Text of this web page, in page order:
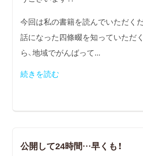
今回は私の書籍を読んでいただく
話になった四條畷を知っていただ
ら、地域でがんばって...
続きを読む
公開して24時間…早くも！